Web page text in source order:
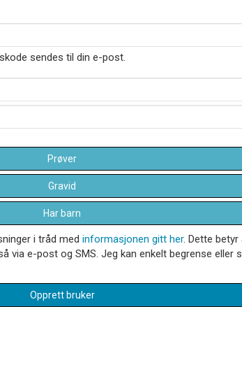
sendes til din e-post.
Prøver
Gravid
Har barn
i tråd med informasjonen gitt her. Dette
via e-post og SMS. Jeg kan enkelt begrense eller
Opprett bruker